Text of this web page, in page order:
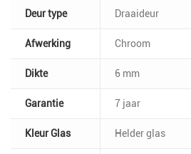
Deur type Draaideur
Afwerking Chroom
Dikte 6 mm
Garantie 7 jaar
Kleur Glas Helder glas